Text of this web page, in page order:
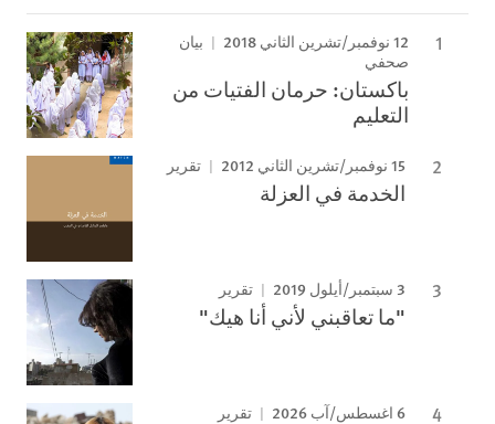
12 نوفمبر/تشرين الثاني 2018
بيان
صحفي
باكستان: حرمان الفتيات من
التعليم
15 نوفمبر/تشرين الثاني 2012 تقرير
الخدمة في العزلة
3 سبتمبر/أيلول 2019 تقرير
"ما تعاقبني لأني أنا هيك"
6 اغسطس/آب 2026 تقرير